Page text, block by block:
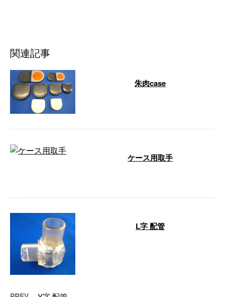
関連記事
朱肉case
ケース用取手
L字 配管